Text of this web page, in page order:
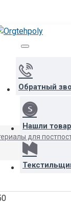
Обратный
Нашли
для